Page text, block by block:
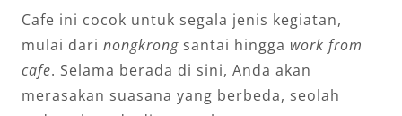
Cafe ini cocok untuk segala jenis kegiatan,
mulai dari nongkrongsantai hingga work from
cafe. Selama berada di sini, Anda akan
merasakan suasana yang berbeda, seolah